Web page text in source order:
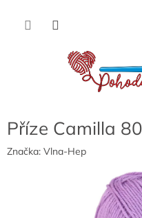
obsah
Příze Camilla
Značka: Vlna-Hep